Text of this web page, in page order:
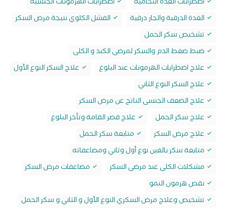
اضطرابات الغدة النخامية
اضطرابات الهرمونات الجنسية
الغدة الدرقية والجار درقية
الفشل الكلوي نتيجة مرض السكر
تشخيص سكر الحمل
ضبط ضغط الدم والسكر لمرضى الكبد و الكلى
علاج اضطرابات الهرمونات عند البلوغ
علاج السكر النوع الأول
علاج السكر النوع الثاني
علاج الضعف الجنسى الناتج عن مرض السكر
علاج سكر الحمل
علاج قصر القامة وتأخر البلوغ
علاج مرض السكر
متابعة سكر الحمل
متابعة سكر بالغين نوع أول وثاني ومضاعفاته
مشكلات الكلى عند مرضى السكر
مضاعفات مرض السكر
نقص هرمون النمو
تشخيص وعلاج مرض السكري النوع الأول و الثاني و سكر الحمل